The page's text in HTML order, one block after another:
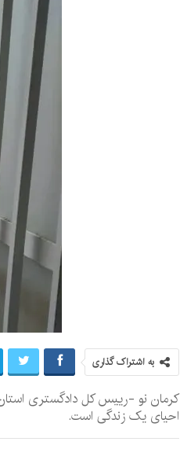
به اشتراک گذاری
کرمان نو -رییس کل دادگستری استان
احیای یک زندگی است.